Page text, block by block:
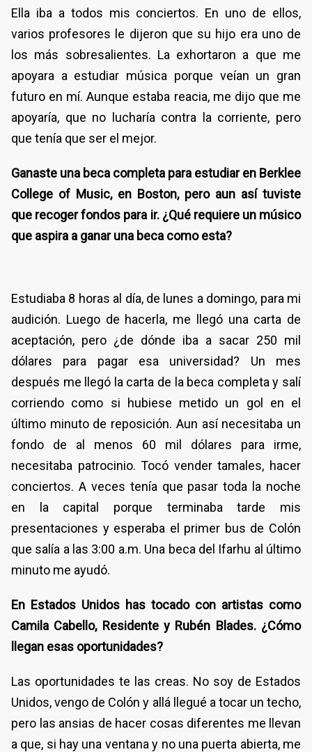
Ella iba a todos mis conciertos. En uno de ellos,
varios profesores le dijeron que su hijo era uno de
los más sobresalientes. La exhortaron a que me
apoyara a estudiar música porque veían un gran
futuro en mí. Aunque estaba reacia, me dijo que me
apoyaría, que no lucharía contra la corriente, pero
que tenía que ser el mejor.
Ganaste una beca completa para estudiar en Berklee
College of Music, en Boston, pero aun así tuviste
que recoger fondos para ir. ¿Qué requiere un músico
que aspira a ganar una beca como esta?
Estudiaba 8 horas al día, de lunes a domingo, para mi
audición. Luego de hacerla, me llegó una carta de
aceptación, pero ¿de dónde iba a sacar 250 mil
dólares para pagar esa universidad? Un mes
después me llegó la carta de la beca completa y salí
corriendo como si hubiese metido un gol en el
último minuto de reposición. Aun así necesitaba un
fondo de al menos 60 mil dólares para irme,
necesitaba patrocinio. Tocó vender tamales, hacer
conciertos. A veces tenía que pasar toda la noche
en la capital porque terminaba tarde mis
presentaciones y esperaba el primer bus de Colón
que salía a las 3:00 a.m. Una beca del Ifarhu al último
minuto me ayudó.
En Estados Unidos has tocado con artistas como
Camila Cabello, Residente y Rubén Blades. ¿Cómo
llegan esas oportunidades?
Las oportunidades te las creas. No soy de Estados
Unidos, vengo de Colón y allá llegué a tocar un techo,
pero las ansias de hacer cosas diferentes me llevan
a que, si hay una ventana y no una puerta abierta, me